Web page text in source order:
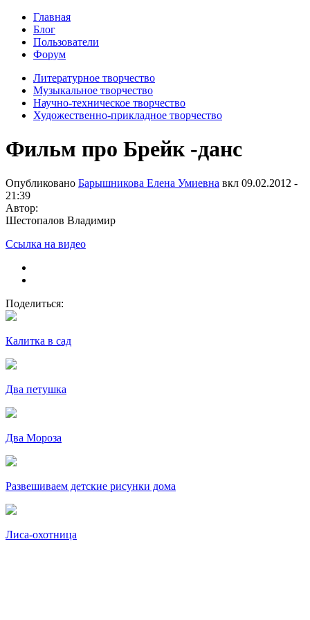
Главная
Блог
Пользователи
Форум
Литературное творчество
Музыкальное творчество
Научно-техническое творчество
Художественно-прикладное творчество
Фильм про Брейк -данс
Опубликовано Барышникова Елена Умиевна вкл 09.02.2012 -
21:39
Автор:
Шестопалов Владимир
Ссылка на видео
Поделиться:
Калитка в сад
Два петушка
Два Мороза
Развешиваем детские рисунки дома
Лиса-охотница